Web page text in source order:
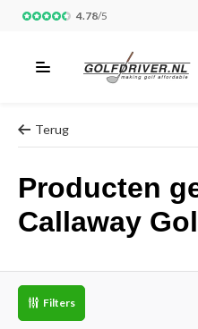
4.78/5
Terug
Producten
Callaway
Filters